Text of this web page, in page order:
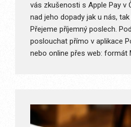
vás zkušenosti s Apple Pay v
nad jeho dopady jak u nás,
Přejeme příjemný poslech.
poslouchat přímo v aplikace
nebo online přes web: formát